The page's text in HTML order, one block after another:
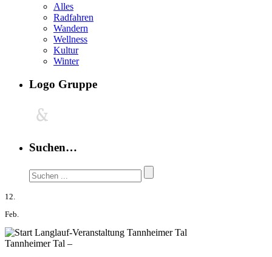
Alles
Radfahren
Wandern
Wellness
Kultur
Winter
Logo Gruppe
Suchen…
12.
Feb.
Tannheimer Tal –